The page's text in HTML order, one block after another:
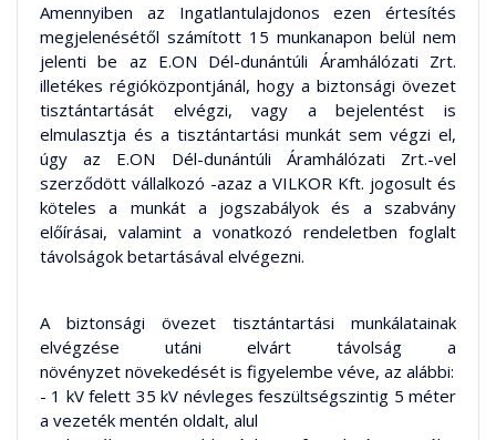
Amennyiben az Ingatlantulajdonos ezen értesítés
megjelenésétől számított 15 munkanapon belül nem
jelenti be az E.ON Dél-dunántúli Áramhálózati Zrt.
illetékes régióközpontjánál, hogy a biztonsági övezet
tisztántartását elvégzi, vagy a bejelentést is
elmulasztja és a tisztántartási munkát sem végzi el,
úgy az E.ON Dél-dunántúli Áramhálózati Zrt.-vel
szerződött vállalkozó -azaz a VILKOR Kft. jogosult és
köteles a munkát a jogszabályok és a szabvány
előírásai, valamint a vonatkozó rendeletben foglalt
távolságok betartásával elvégezni.
A biztonsági övezet tisztántartási munkálatainak
elvégzése utáni elvárt távolság a
növényzet növekedését is figyelembe véve, az alábbi:
- 1 kV felett 35 kV névleges feszültségszintig 5 méter
a vezeték mentén oldalt, alul